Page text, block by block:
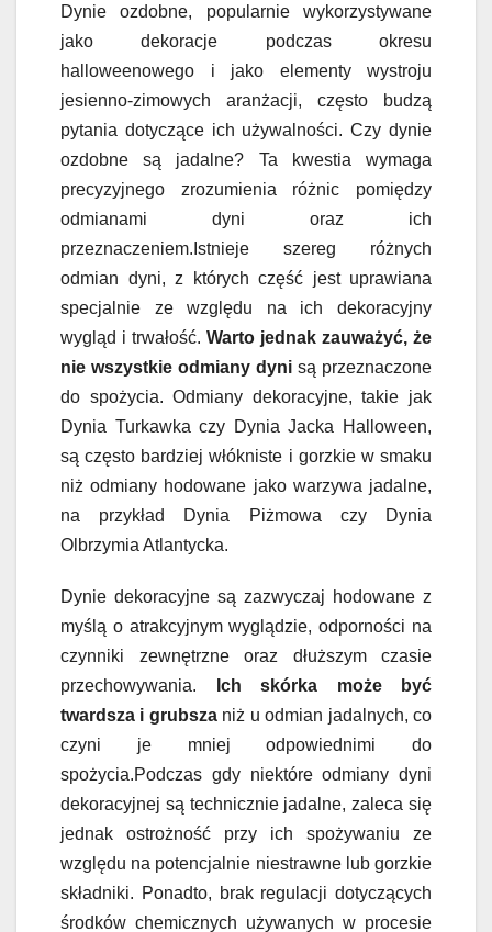
Dynie ozdobne, popularnie wykorzystywane
jako dekoracje podczas okresu
halloweenowego i jako elementy wystroju
jesienno-zimowych aranżacji, często budzą
pytania dotyczące ich używalności. Czy dynie
ozdobne są jadalne? Ta kwestia wymaga
precyzyjnego zrozumienia różnic pomiędzy
odmianami dyni oraz ich
przeznaczeniem.Istnieje szereg różnych
odmian dyni, z których część jest uprawiana
specjalnie ze względu na ich dekoracyjny
wygląd i trwałość. Warto jednak zauważyć, że
nie wszystkie odmiany dyni są przeznaczone
do spożycia. Odmiany dekoracyjne, takie jak
Dynia Turkawka czy Dynia Jacka Halloween,
są często bardziej włókniste i gorzkie w smaku
niż odmiany hodowane jako warzywa jadalne,
na przykład Dynia Piżmowa czy Dynia
Olbrzymia Atlantycka.
Dynie dekoracyjne są zazwyczaj hodowane z
myślą o atrakcyjnym wyglądzie, odporności na
czynniki zewnętrzne oraz dłuższym czasie
przechowywania.
Ich skórka może być
twardsza i grubsza niż u odmian jadalnych, co
czyni je mniej odpowiednimi do
spożycia.Podczas gdy niektóre odmiany dyni
dekoracyjnej są technicznie jadalne, zaleca się
jednak ostrożność przy ich spożywaniu ze
względu na potencjalnie niestrawne lub gorzkie
składniki. Ponadto, brak regulacji dotyczących
środków chemicznych używanych w procesie